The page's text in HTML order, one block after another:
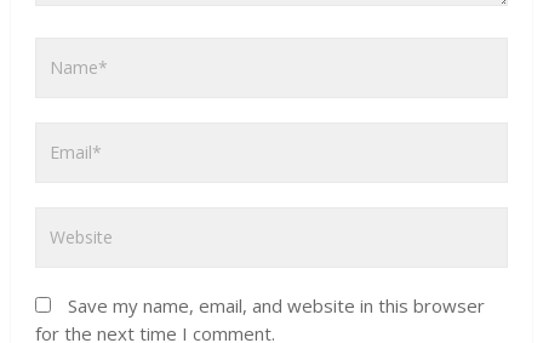
Save my name, email, and website in this browser
for the next time I comment.